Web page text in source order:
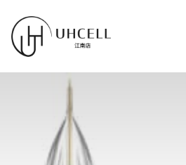
content